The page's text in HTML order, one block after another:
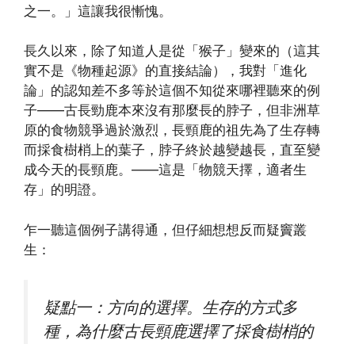
之一。」這讓我很慚愧。
長久以來，除了知道人是從「猴子」變來的（這其
實不是《物種起源》的直接結論），我對「進化
論」的認知差不多等於這個不知從來哪裡聽來的例
子——古長勁鹿本來沒有那麼長的脖子，但非洲草
原的食物競爭過於激烈，長頸鹿的祖先為了生存轉
而採食樹梢上的葉子，脖子終於越變越長，直至變
成今天的長頸鹿。——這是「物競天擇，適者生
存」的明證。
乍一聽這個例子講得通，但仔細想想反而疑竇叢
生：
疑點一：方向的選擇。生存的方式多
種，為什麼古長頸鹿選擇了採食樹梢的